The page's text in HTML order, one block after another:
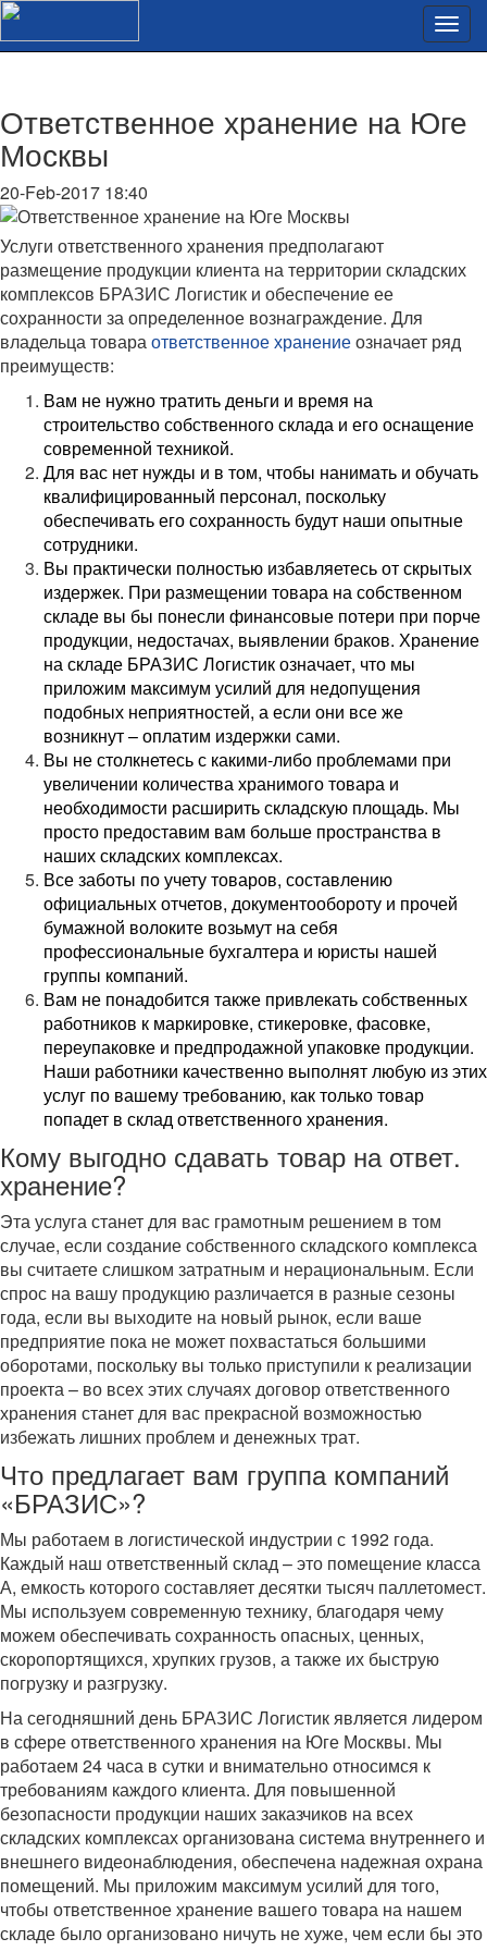
Ответственное хранение на Юге
Москвы
20-Feb-2017 18:40
Услуги ответственного хранения предполагают
размещение продукции клиента на территории складских
комплексов БРАЗИС Логистик и обеспечение ее
сохранности за определенное вознаграждение. Для
владельца товараответственное хранениеозначает ряд
преимуществ:
Вам не нужно тратить деньги и время на
строительство собственного склада и его оснащение
современной техникой.
Для вас нет нужды и в том, чтобы нанимать и обучать
квалифицированный персонал, поскольку
обеспечивать его сохранность будут наши опытные
сотрудники.
Вы практически полностью избавляетесь от скрытых
издержек. При размещении товара на собственном
складе вы бы понесли финансовые потери при порче
продукции, недостачах, выявлении браков. Хранение
на складе БРАЗИС Логистик означает, что мы
приложим максимум усилий для недопущения
подобных неприятностей, а если они все же
возникнут – оплатим издержки сами.
Вы не столкнетесь с какими-либо проблемами при
увеличении количества хранимого товара и
необходимости расширить складскую площадь. Мы
просто предоставим вам больше пространства в
наших складских комплексах.
Все заботы по учету товаров, составлению
официальных отчетов, документообороту и прочей
бумажной волоките возьмут на себя
профессиональные бухгалтера и юристы нашей
группы компаний.
Вам не понадобится также привлекать собственных
работников к маркировке, стикеровке, фасовке,
переупаковке и предпродажной упаковке продукции.
Наши работники качественно выполнят любую из этих
услуг по вашему требованию, как только товар
попадет в склад ответственного хранения.
Кому выгодно сдавать товар на ответ.
хранение?
Эта услуга станет для вас грамотным решением в том
случае, если создание собственного складского комплекса
вы считаете слишком затратным и нерациональным. Если
спрос на вашу продукцию различается в разные сезоны
года, если вы выходите на новый рынок, если ваше
предприятие пока не может похвастаться большими
оборотами, поскольку вы только приступили к реализации
проекта – во всех этих случаях договор ответственного
хранения станет для вас прекрасной возможностью
избежать лишних проблем и денежных трат.
Что предлагает вам группа компаний
«БРАЗИС»?
Мы работаем в логистической индустрии с 1992 года.
Каждый наш ответственный склад – это помещение класса
А, емкость которого составляет десятки тысяч паллетомест.
Мы используем современную технику, благодаря чему
можем обеспечивать сохранность опасных, ценных,
скоропортящихся, хрупких грузов, а также их быструю
погрузку и разгрузку.
На сегодняшний день БРАЗИС Логистик является лидером
в сфере ответственного хранения на Юге Москвы. Мы
работаем 24 часа в сутки и внимательно относимся к
требованиям каждого клиента. Для повышенной
безопасности продукции наших заказчиков на всех
складских комплексах организована система внутреннего и
внешнего видеонаблюдения, обеспечена надежная охрана
помещений. Мы приложим максимум усилий для того,
чтобы ответственное хранение вашего товара на нашем
складе было организовано ничуть не хуже, чем если бы это